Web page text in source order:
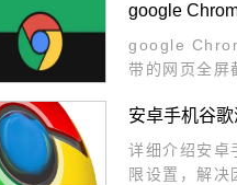
google
google
带的网页全屏
安卓手机谷
详细介绍安卓
限设置，解决